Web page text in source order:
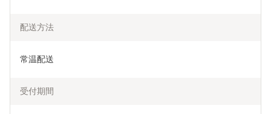
配送方法
常温配送
受付期間